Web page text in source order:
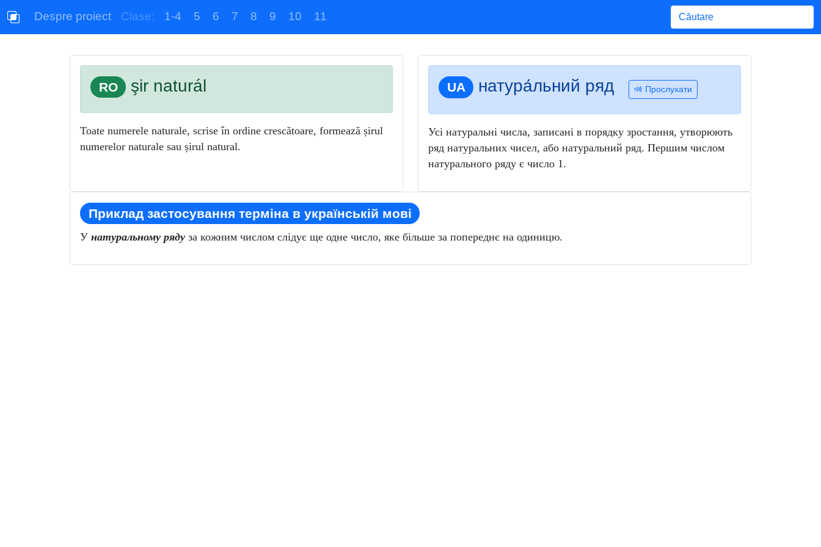
Despre proiect Clase: 1-4 5 6 7 8 9 10 11
Begin typing for results.
RO şir naturál
Toate numerele naturale, scrise în ordine crescătoare, formează șirul
numerelor naturale sau șirul natural.
UA натура́льний ряд Прослухати
Усі натуральні числа, записані в порядку зростання, утворюють
ряд натуральних чисел, або натуральний ряд. Першим числом
натурального ряду є число 1.
Приклад застосування терміна в українській мові
У натуральному ряду за кожним числом слідує ще одне число, яке більше за попереднє на одиницю.